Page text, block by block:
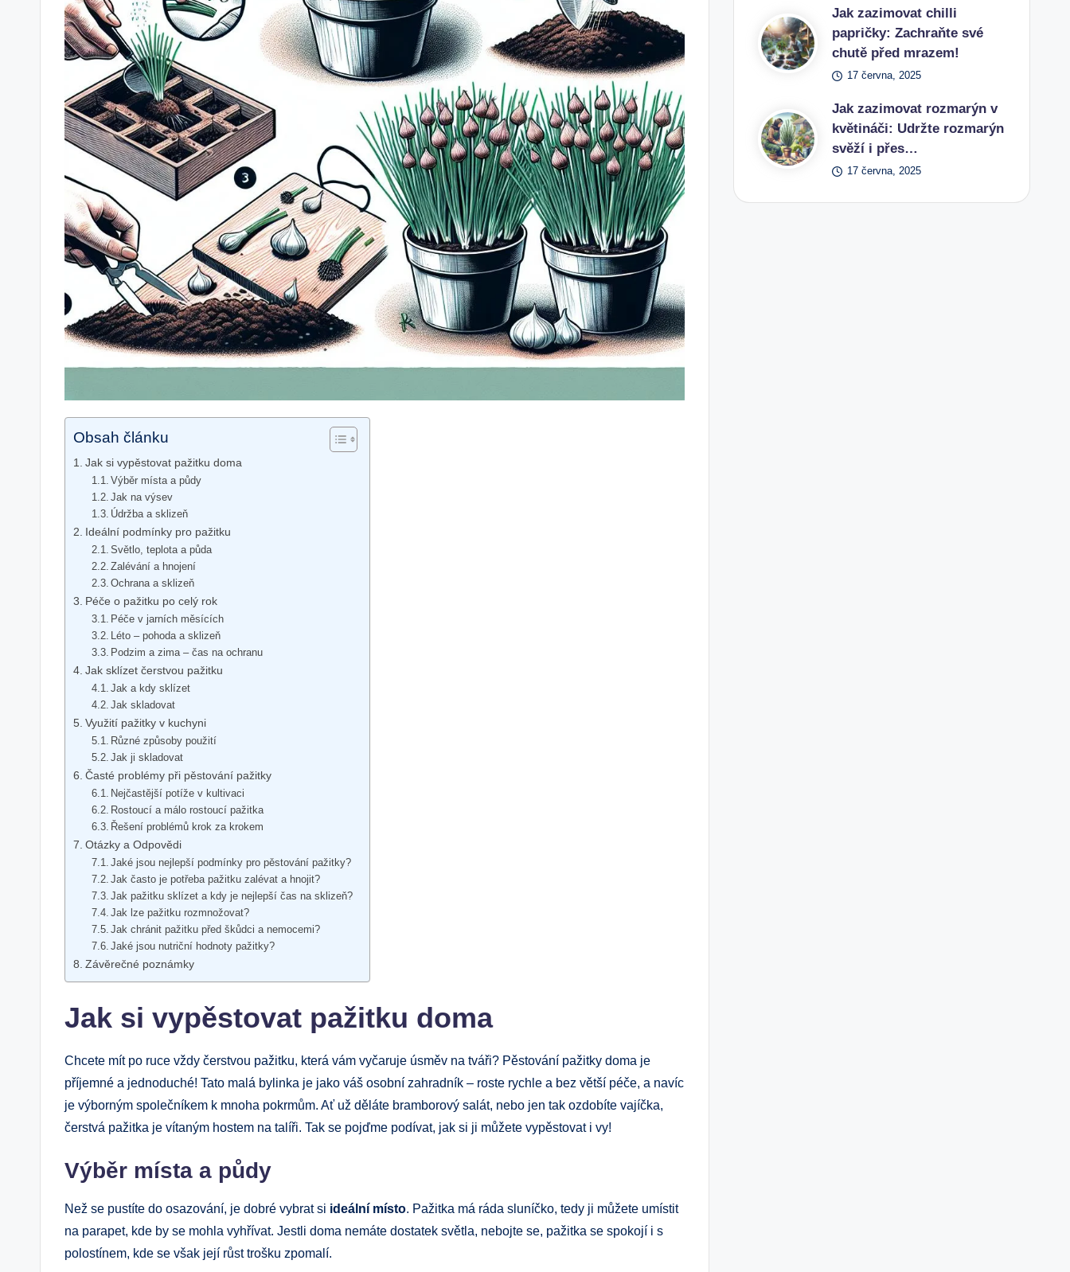
Obsah článku
Jak si vypěstovat pažitku doma
Výběr místa a půdy
Jak na výsev
Údržba a sklizeň
Ideální podmínky pro pažitku
Světlo, teplota a půda
Zalévání a hnojení
Ochrana a sklizeň
Péče o pažitku po celý rok
Péče v jarních měsících
Léto – pohoda a sklizeň
Podzim a zima – čas na ochranu
Jak sklízet čerstvou pažitku
Jak a kdy sklízet
Jak skladovat
Využití pažitky v kuchyni
Různé způsoby použití
Jak ji skladovat
Časté problémy při pěstování pažitky
Nejčastější potíže v kultivaci
Rostoucí a málo rostoucí pažitka
Řešení problémů krok za krokem
Otázky a Odpovědi
Jaké jsou nejlepší podmínky pro pěstování pažitky?
Jak často je potřeba pažitku zalévat a hnojit?
Jak pažitku sklízet a kdy je nejlepší čas na sklizeň?
Jak lze pažitku rozmnožovat?
Jak chránit pažitku před škůdci a nemocemi?
Jaké jsou nutriční hodnoty pažitky?
Závěrečné poznámky
Jak si vypěstovat pažitku doma
Chcete mít po ruce vždy čerstvou pažitku, která vám vyčaruje úsměv na tváři? Pěstování pažitky doma je
příjemné a jednoduché! Tato malá bylinka je jako váš osobní zahradník – roste rychle a bez větší péče, a navíc
je výborným společníkem k mnoha pokrmům. Ať už děláte bramborový salát, nebo jen tak ozdobíte vajíčka,
čerstvá pažitka je vítaným hostem na talíři. Tak se pojďme podívat, jak si ji můžete vypěstovat i vy!
Výběr místa a půdy
Než se pustíte do osazování, je dobré vybrat si ideální místo. Pažitka má ráda sluníčko, tedy ji můžete umístit
na parapet, kde by se mohla vyhřívat. Jestli doma nemáte dostatek světla, nebojte se, pažitka se spokojí i s
polostínem, kde se však její růst trošku zpomalí.
Jak zazimovat chilli
papričky: Zachraňte své
chutě před mrazem!
17 června, 2025
Jak zazimovat rozmarýn v
květináči: Udržte rozmarýn
svěží i přes…
17 června, 2025